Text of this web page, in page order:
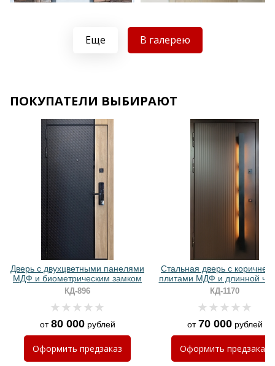
Хочу такую
Хочу такую
Хочу такую
Еще В галерею
ПОКУПАТЕЛИ ВЫБИРАЮТ
Стальная дверь с коричневыми
плитами МДФ и длинной черной
ручкой с подсветкой
КД-1170
от70 000рублей
Оформить предзаказ
Стальная дверь с
комбинированными
МДФ и ручкой-скобой с
подсветкой
КД-1173
от65 000рублей
Оформить предзаказ